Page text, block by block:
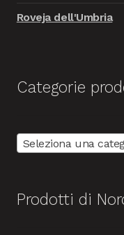
Roveja dell'Umbria
Categorie
Seleziona una
Prodotti di